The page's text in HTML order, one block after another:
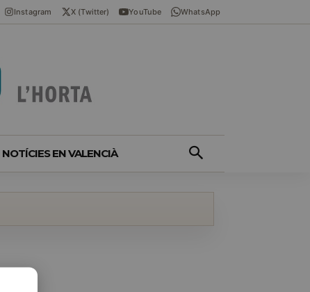
Instagram X (Twitter) YouTube WhatsApp
NOTÍCIES EN VALENCIÀ